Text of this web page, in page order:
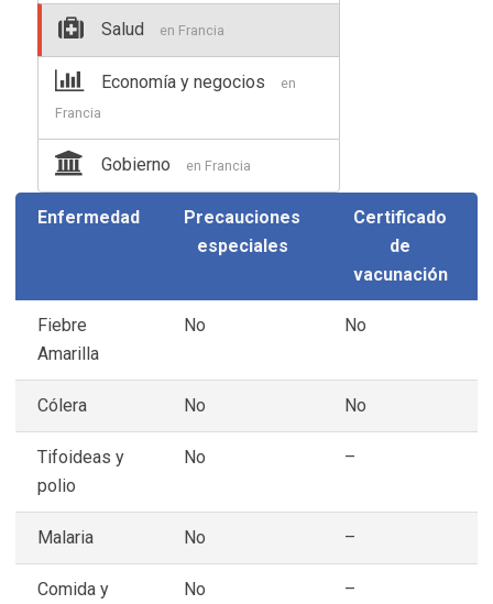
Salud en Francia
Economía y negocios
en
Francia
Gobierno en Francia
Enfermedad
Precauciones
especiales
Certificado
de
vacunación
Fiebre
Amarilla
No No
Cólera No No
Tifoideas y
polio
No –
Malaria No –
Comida y
No –